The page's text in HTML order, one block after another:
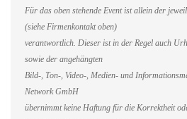
Für das oben stehende Event ist allein der
(siehe Firmenkontakt oben)
verantwortlich. Dieser ist in der Regel auch
sowie der angehängten
Bild-, Ton-, Video-, Medien- und
Network GmbH
übernimmt keine Haftung für die Korrektheit